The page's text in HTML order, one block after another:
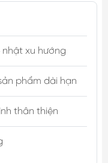
xu hướng
phẩm dài hạn
thân thiện